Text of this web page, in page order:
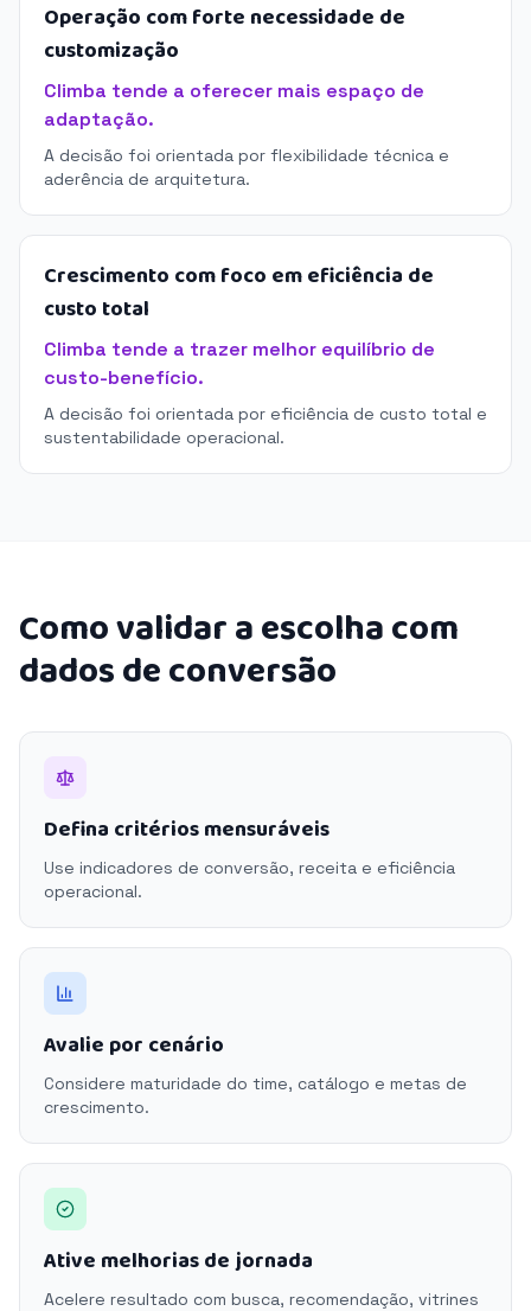
Operação com forte necessidade de
customização
Climba tende a oferecer mais espaço de
adaptação.
A decisão foi orientada por flexibilidade técnica e
aderência de arquitetura.
Crescimento com foco em eficiência de
custo total
Climba tende a trazer melhor equilíbrio de
custo-benefício.
A decisão foi orientada por eficiência de custo total e
sustentabilidade operacional.
Como validar a escolha com
dados de conversão
Defina critérios mensuráveis
Use indicadores de conversão, receita e eficiência
operacional.
Avalie por cenário
Considere maturidade do time, catálogo e metas de
crescimento.
Ative melhorias de jornada
Acelere resultado com busca, recomendação, vitrines